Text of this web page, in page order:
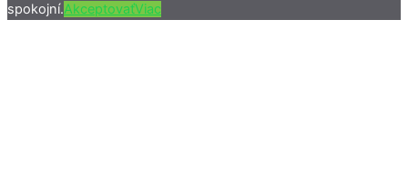
spokojní.AkceptovaťViac